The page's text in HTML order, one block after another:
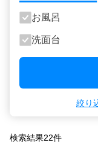
お風呂
洗面台
絞り
検索結果22件